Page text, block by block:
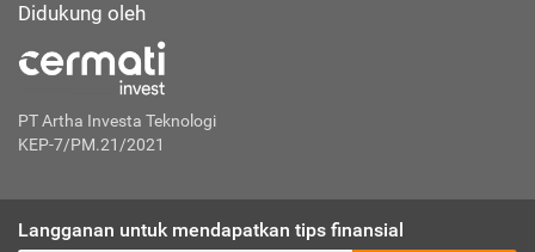
Didukung oleh
PT Artha Investa Teknologi
KEP-7/PM.21/2021
Langganan untuk mendapatkan tips finansial